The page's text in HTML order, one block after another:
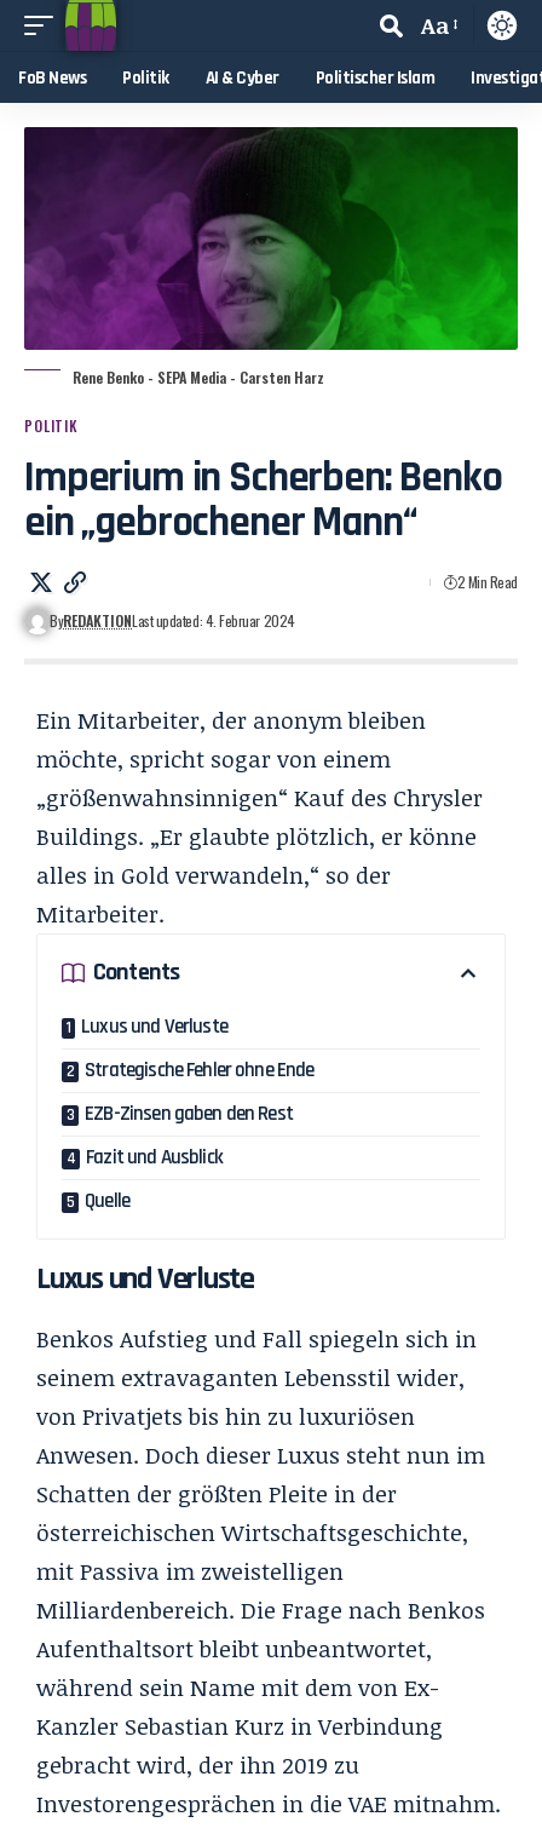
Aa
FoB News Politik AI & Cyber Politischer Islam
Rene Benko - SEPA Media - Carsten Harz
POLITIK
Imperium in Scherben: Benko
ein „gebrochener Mann“
ByREDAKTIONLast updated: 4. Februar 2024
2 Min Read
Ein Mitarbeiter, der anonym bleiben
möchte, spricht sogar von einem
„größenwahnsinnigen“ Kauf des Chrysler
Buildings. „Er glaubte plötzlich, er könne
alles in Gold verwandeln,“ so der
Mitarbeiter.
Contents
Luxus und Verluste
Strategische Fehler ohne Ende
EZB-Zinsen gaben den Rest
Fazit und Ausblick
Quelle
Luxus und Verluste
Benkos Aufstieg und Fall spiegeln sich in
seinem extravaganten Lebensstil wider,
von Privatjets bis hin zu luxuriösen
Anwesen. Doch dieser Luxus steht nun im
Schatten der größten Pleite in der
österreichischen Wirtschaftsgeschichte,
mit Passiva im zweistelligen
Milliardenbereich. Die Frage nach Benkos
Aufenthaltsort bleibt unbeantwortet,
während sein Name mit dem von Ex-
Kanzler Sebastian Kurz in Verbindung
gebracht wird, der ihn 2019 zu
Investorengesprächen in die VAE mitnahm.